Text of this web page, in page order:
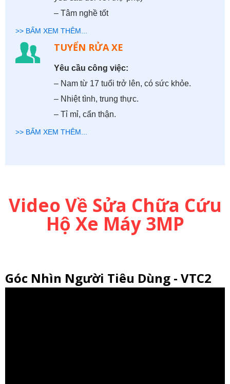
– Tâm nghề tốt
>> BẤM XEM THÊM...
TUYỂN RỬA XE
Yêu cầu công việc:
– Nam từ 17 tuổi trở lên, có sức khỏe.
– Nhiệt tình, trung thực.
– Tỉ mỉ, cẩn thận.
>> BẤM XEM THÊM...
Video Về Sửa Chữa Cứu
Hộ Xe Máy 3MP
Góc Nhìn Người Tiêu Dùng - VTC2